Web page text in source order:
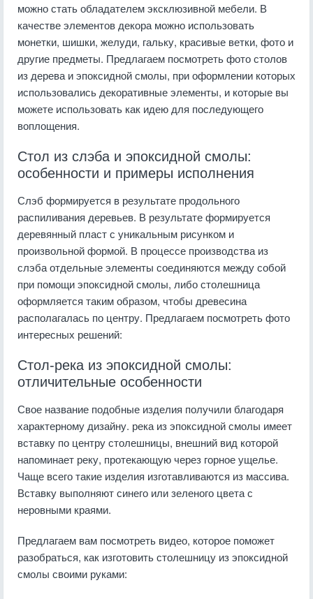
можно стать обладателем эксклюзивной мебели. В
качестве элементов декора можно использовать
монетки, шишки, желуди, гальку, красивые ветки, фото и
другие предметы. Предлагаем посмотреть фото столов
из дерева и эпоксидной смолы, при оформлении которых
использовались декоративные элементы, и которые вы
можете использовать как идею для последующего
воплощения.
Стол из слэба и эпоксидной смолы:
особенности и примеры исполнения
Слэб формируется в результате продольного
распиливания деревьев. В результате формируется
деревянный пласт с уникальным рисунком и
произвольной формой. В процессе производства из
слэба отдельные элементы соединяются между собой
при помощи эпоксидной смолы, либо столешница
оформляется таким образом, чтобы древесина
располагалась по центру. Предлагаем посмотреть фото
интересных решений:
Стол-река из эпоксидной смолы:
отличительные особенности
Свое название подобные изделия получили благодаря
характерному дизайну. река из эпоксидной смолы имеет
вставку по центру столешницы, внешний вид которой
напоминает реку, протекающую через горное ущелье.
Чаще всего такие изделия изготавливаются из массива.
Вставку выполняют синего или зеленого цвета с
неровными краями.
Предлагаем вам посмотреть видео, которое поможет
разобраться, как изготовить столешницу из эпоксидной
смолы своими руками: